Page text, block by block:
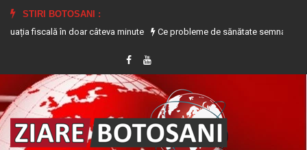
STIRI BOTOSANI :
în doar câteva minute
Ce probleme de sănătate semnalează